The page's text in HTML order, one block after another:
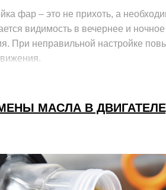
фар – это не прихоть, а
видимость в вечернее и
При неправильной настройке
МАСЛА В